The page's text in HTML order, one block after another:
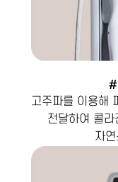
#
고주파를 이용해
전달하여 콜
자